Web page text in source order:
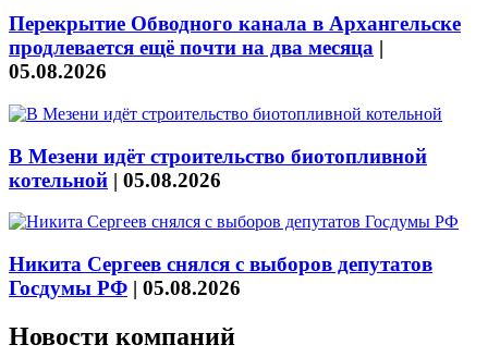
Перекрытие Обводного канала в Архангельске
продлевается ещё почти на два месяца |
05.08.2026
В Мезени идёт строительство биотопливной
котельной | 05.08.2026
Никита Сергеев снялся с выборов депутатов
Госдумы РФ | 05.08.2026
Новости компаний